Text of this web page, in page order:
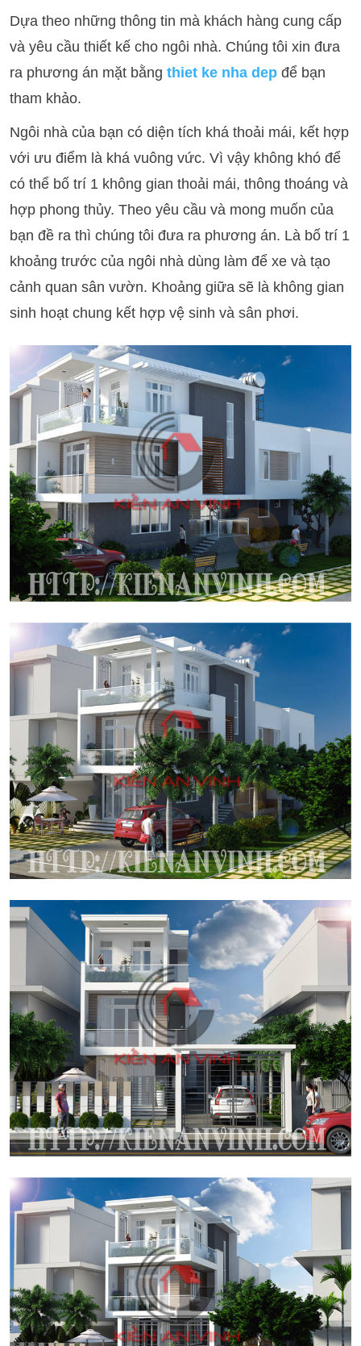
Dựa theo những thông tin mà khách hàng cung cấp
và yêu cầu thiết kế cho ngôi nhà. Chúng tôi xin đưa
ra phương án mặt bằng thiet ke nha dep để bạn
tham khảo.
Ngôi nhà của bạn có diện tích khá thoải mái, kết hợp
với ưu điểm là khá vuông vức. Vì vậy không khó để
có thể bố trí 1 không gian thoải mái, thông thoáng và
hợp phong thủy. Theo yêu cầu và mong muốn của
bạn đề ra thì chúng tôi đưa ra phương án. Là bố trí 1
khoảng trước của ngôi nhà dùng làm để xe và tạo
cảnh quan sân vườn. Khoảng giữa sẽ là không gian
sinh hoạt chung kết hợp vệ sinh và sân phơi.